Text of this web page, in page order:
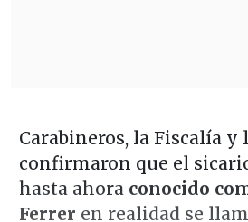
Carabineros, la Fiscalía y
confirmaron que el
hasta ahora conocido
Ferrer en realidad se